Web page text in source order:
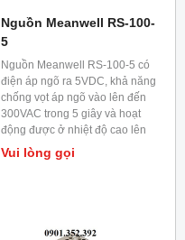
Nguồn Meanwell RS-100-
5
Nguồn Meanwell RS-100-5 có
điện áp ngõ ra 5VDC, khả năng
chống vọt áp ngõ vào lên đến
300VAC trong 5 giây và hoạt
động được ở nhiệt độ cao lên
đến 70 độ C.
Vui lòng gọi